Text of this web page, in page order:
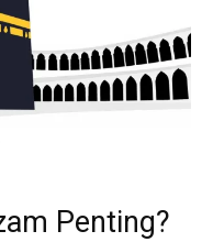
Penting?